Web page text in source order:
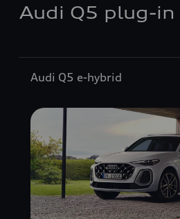
Audi Q5 plug-
Audi Q5 e-hybrid